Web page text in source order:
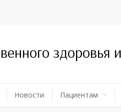
Новости Пациентам